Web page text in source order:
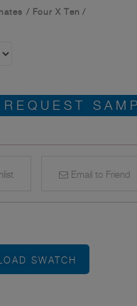
/ Four X Ten /
REQUEST
Email to Friend
SWATCH